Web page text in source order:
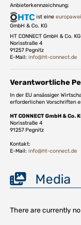
Anbieterkennzeichnung:
ist eine
GmbH & Co. KG
HT CONNECT GmbH & Co. KG
Norisstraße 4
91257 Pegnitz
E-Mail: info@ht-connect.de
Verantwortliche
In der EU ansässiger
erforderlichen Vorschriften
HT CONNECT GmbH & Co.
Norisstraße 4
91257 Pegnitz
Kontakt:
E-Mail: info@ht-connect.de
Media
There are currently